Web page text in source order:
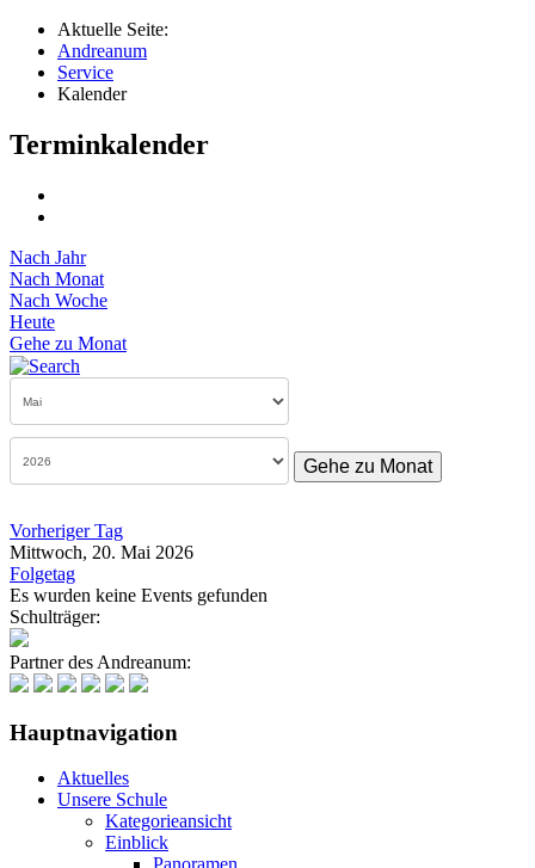
Aktuelle Seite:
Andreanum
Service
Kalender
Terminkalender
Nach Jahr
Nach Monat
Nach Woche
Heute
Gehe zu Monat
Gehe zu Monat
Vorheriger Tag
Mittwoch, 20. Mai 2026
Folgetag
Es wurden keine Events gefunden
Schulträger:
Partner des Andreanum:
Hauptnavigation
Aktuelles
Unsere Schule
Kategorieansicht
Einblick